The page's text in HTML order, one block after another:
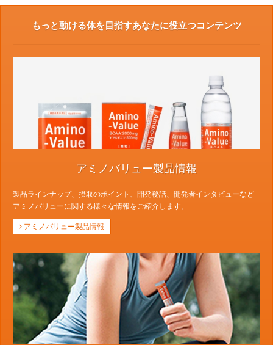
もっと動ける体を目指すあなたに役立つコンテンツ
アミノバリュー製品情報
製品ラインナップ、摂取のポイント、開発秘話、開発者インタビューなど
アミノバリューに関する様々な情報をご紹介します。
アミノバリュー製品情報